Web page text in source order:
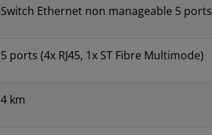
Switch Ethernet non manageable 5 ports
5 ports (4x RJ45, 1x ST Fibre Multimode)
4 km